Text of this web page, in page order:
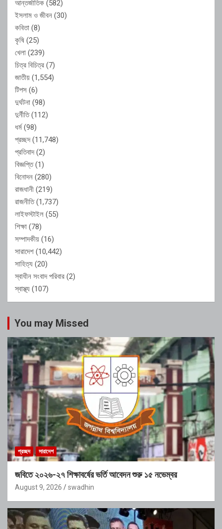
আন্তর্জাতিক (582)
ইসলাম ও জীবন (30)
কবিতা (8)
কৃষি (25)
খেলা (239)
চিত্র বিচিত্র (7)
জাতীয় (1,554)
টিপস (6)
দুর্ঘটনা (98)
দুর্নীতি(112)
ধর্ম(98)
প্রচ্ছদ(11,748)
প্রতিবাদ(2)
বিজ্ঞপ্তি(1)
বিনোদন (280)
রাজধানী (219)
রাজনীতি(1,737)
লাইফস্টাইল (55)
শিক্ষা (78)
সম্পাদকীয় (16)
সারাদেশ (10,442)
সাহিত্য (20)
স্বাধীন সংবাদ পরিবার (2)
স্বাস্থ্য (107)
You may Missed
প্রচ্ছদ সারাদেশ
জবিতে ২০২৬-২৭ শিক্ষাবর্ষের ভর্তি আবেদন শুরু ১৫ নভেম্বর
August 9, 2026 swadhin